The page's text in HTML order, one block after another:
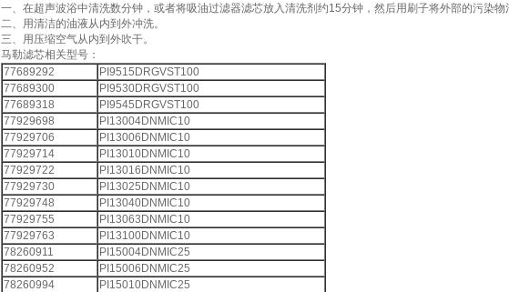
一、在超声波浴中清洗数分钟，或者将吸油过滤器滤芯放入清洗剂约15分钟，然后用刷子将外部的污染物
二、用清洁的油液从内到外冲洗。
三、用压缩空气从内到外吹干。
马勒滤芯相关型号：
77689292
PI9515DRGVST100
77689300
PI9530DRGVST100
77689318
PI9545DRGVST100
77929698
PI13004DNMIC10
77929706
PI13006DNMIC10
77929714
PI13010DNMIC10
77929722
PI13016DNMIC10
77929730
PI13025DNMIC10
77929748
PI13040DNMIC10
77929755
PI13063DNMIC10
77929763
PI13100DNMIC10
78260911
PI15004DNMIC25
78260952
PI15006DNMIC25
78260994
PI15010DNMIC25